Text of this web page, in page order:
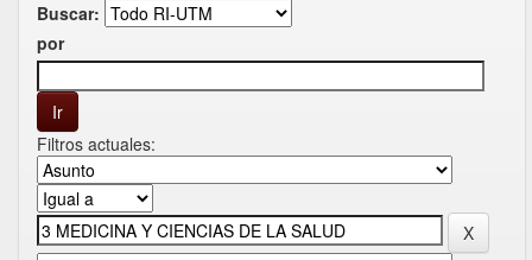
Buscar:
por
Filtros actuales: